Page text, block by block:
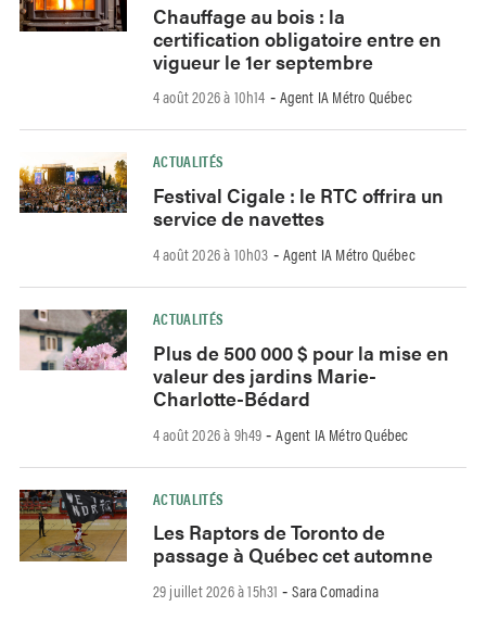
Chauffage au bois : la
certification obligatoire entre en
vigueur le 1er septembre
4 août 2026 à 10h14 - Agent IA Métro Québec
ACTUALITÉS
Festival Cigale : le RTC offrira un
service de navettes
4 août 2026 à 10h03 - Agent IA Métro Québec
ACTUALITÉS
Plus de 500 000 $ pour la mise en
valeur des jardins Marie-
Charlotte-Bédard
4 août 2026 à 9h49 -Agent IA Métro Québec
ACTUALITÉS
Les Raptors de Toronto de
passage à Québec cet automne
29 juillet 2026 à 15h31 -Sara Comadina